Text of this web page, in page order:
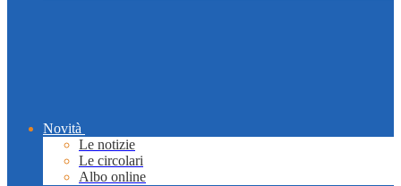
Novità
Le notizie
Le circolari
Albo online